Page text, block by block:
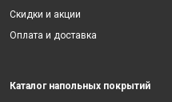
Скидки и акции
Оплата и доставка
Каталог напольных покрытий